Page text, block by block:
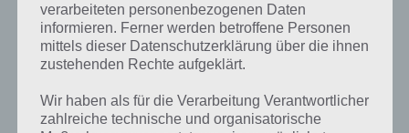
VORIGER ARTIKEL
4 Bilder 1 Wort
Lösung für den
17.2.2018 –
Tägliches Rätsel
NÄCHSTER ARTIKEL
4 Bilder 1 Wort
2.3.2018 –
Tägliches Rätsel
verarbeiteten personenbezogenen Daten
informieren. Ferner werden betroffene Personen
mittels dieser Datenschutzerklärung über die ihnen
zustehenden Rechte aufgeklärt.
Wir haben als für die Verarbeitung Verantwortlicher
zahlreiche technische und organisatorische